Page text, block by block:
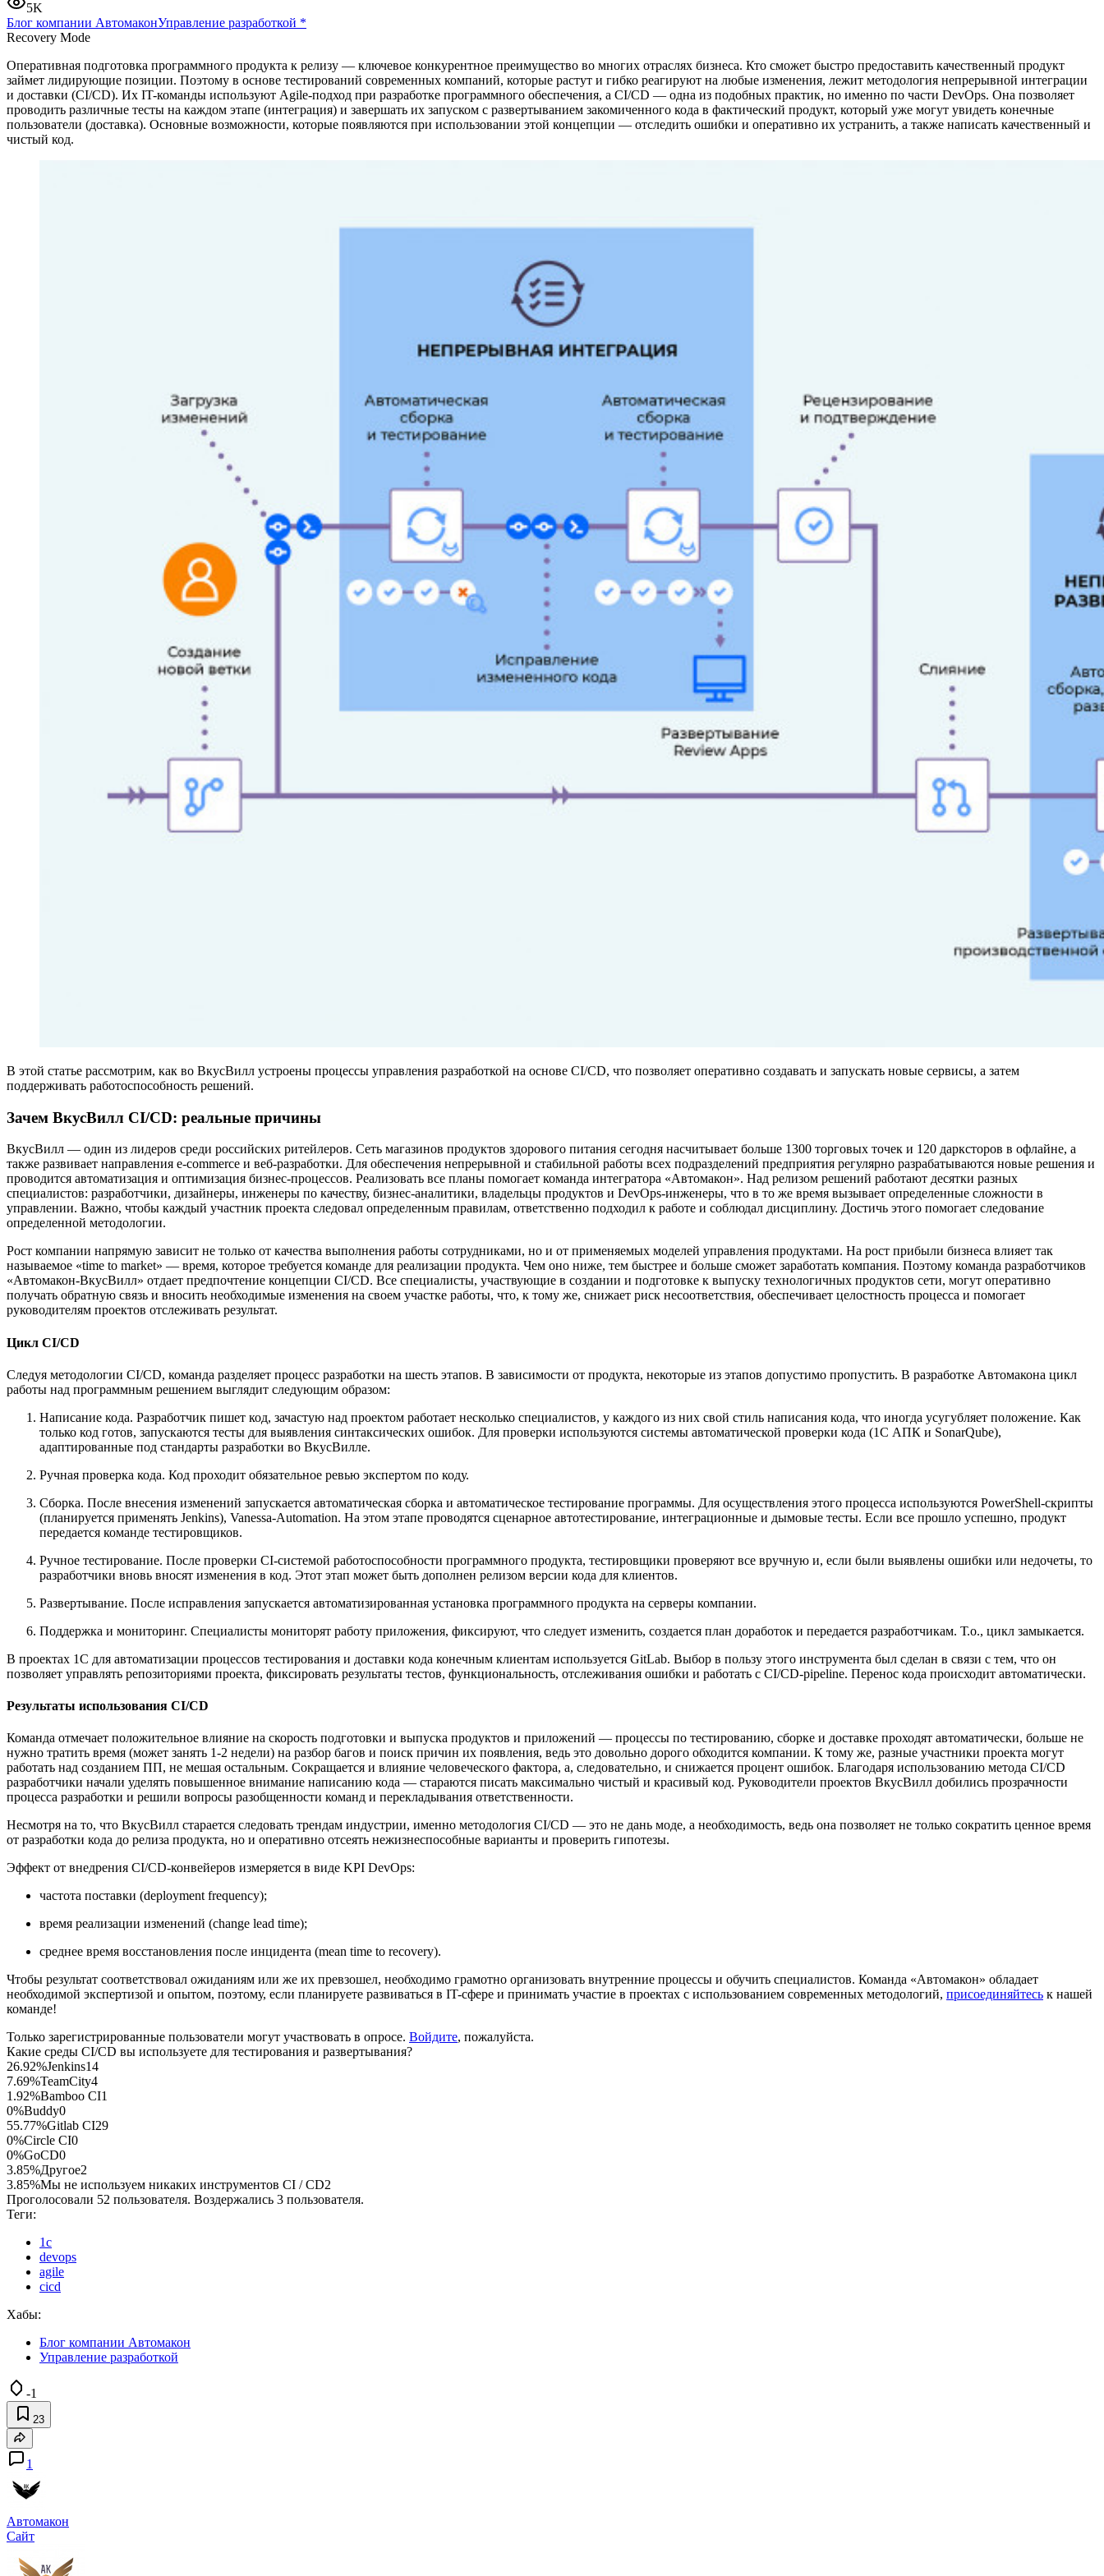
5K
Блог компании АвтомаконУправление разработкой *
Recovery Mode
Оперативная подготовка программного продукта к релизу — ключевое конкурентное преимущество во многих отраслях бизнеса. Кто сможет быстро предоставить качественный продукт
займет лидирующие позиции. Поэтому в основе тестирований современных компаний, которые растут и гибко реагируют на любые изменения, лежит методология непрерывной интеграции
и доставки (CI/CD). Их IT-команды используют Agile-подход при разработке программного обеспечения, а CI/CD — одна из подобных практик, но именно по части DevOps. Она позволяет
проводить различные тесты на каждом этапе (интеграция) и завершать их запуском с развертыванием закомиченного кода в фактический продукт, который уже могут увидеть конечные
пользователи (доставка). Основные возможности, которые появляются при использовании этой концепции — отследить ошибки и оперативно их устранить, а также написать качественный и
чистый код.
В этой статье рассмотрим, как во ВкусВилл устроены процессы управления разработкой на основе CI/CD, что позволяет оперативно создавать и запускать новые сервисы, а затем
поддерживать работоспособность решений.
Зачем ВкусВилл CI/CD: реальные причины
ВкусВилл — один из лидеров среди российских ритейлеров. Сеть магазинов продуктов здорового питания сегодня насчитывает больше 1300 торговых точек и 120 дарксторов в офлайне, а
также развивает направления e-commerce и веб-разработки. Для обеспечения непрерывной и стабильной работы всех подразделений предприятия регулярно разрабатываются новые решения и
проводится автоматизация и оптимизация бизнес-процессов. Реализовать все планы помогает команда интегратора «Автомакон». Над релизом решений работают десятки разных
специалистов: разработчики, дизайнеры, инженеры по качеству, бизнес-аналитики, владельцы продуктов и DevOps-инженеры, что в то же время вызывает определенные сложности в
управлении. Важно, чтобы каждый участник проекта следовал определенным правилам, ответственно подходил к работе и соблюдал дисциплину. Достичь этого помогает следование
определенной методологии.
Рост компании напрямую зависит не только от качества выполнения работы сотрудниками, но и от применяемых моделей управления продуктами. На рост прибыли бизнеса влияет так
называемое «time to market» — время, которое требуется команде для реализации продукта. Чем оно ниже, тем быстрее и больше сможет заработать компания. Поэтому команда разработчиков
«Автомакон-ВкусВилл» отдает предпочтение концепции CI/CD. Все специалисты, участвующие в создании и подготовке к выпуску технологичных продуктов сети, могут оперативно
получать обратную связь и вносить необходимые изменения на своем участке работы, что, к тому же, снижает риск несоответствия, обеспечивает целостность процесса и помогает
руководителям проектов отслеживать результат.
Цикл CI/CD
Следуя методологии CI/CD, команда разделяет процесс разработки на шесть этапов. В зависимости от продукта, некоторые из этапов допустимо пропустить. В разработке Автомакона цикл
работы над программным решением выглядит следующим образом:
Написание кода. Разработчик пишет код, зачастую над проектом работает несколько специалистов, у каждого из них свой стиль написания кода, что иногда усугубляет положение. Как
только код готов, запускаются тесты для выявления синтаксических ошибок. Для проверки используются системы автоматической проверки кода (1С АПК и SonarQube),
адаптированные под стандарты разработки во ВкусВилле.
Ручная проверка кода. Код проходит обязательное ревью экспертом по коду.
Сборка. После внесения изменений запускается автоматическая сборка и автоматическое тестирование программы. Для осуществления этого процесса используются PowerShell-скрипты
(планируется применять Jenkins), Vanessa-Automation. На этом этапе проводятся сценарное автотестирование, интеграционные и дымовые тесты. Если все прошло успешно, продукт
передается команде тестировщиков.
Ручное тестирование. После проверки CI-системой работоспособности программного продукта, тестировщики проверяют все вручную и, если были выявлены ошибки или недочеты, то
разработчики вновь вносят изменения в код. Этот этап может быть дополнен релизом версии кода для клиентов.
Развертывание. После исправления запускается автоматизированная установка программного продукта на серверы компании.
Поддержка и мониторинг. Специалисты мониторят работу приложения, фиксируют, что следует изменить, создается план доработок и передается разработчикам. Т.о., цикл замыкается.
В проектах 1С для автоматизации процессов тестирования и доставки кода конечным клиентам используется GitLab. Выбор в пользу этого инструмента был сделан в связи с тем, что он
позволяет управлять репозиториями проекта, фиксировать результаты тестов, функциональность, отслеживания ошибки и работать с CI/CD-pipeline. Перенос кода происходит автоматически.
Результаты использования CI/CD
Команда отмечает положительное влияние на скорость подготовки и выпуска продуктов и приложений — процессы по тестированию, сборке и доставке проходят автоматически, больше не
нужно тратить время (может занять 1-2 недели) на разбор багов и поиск причин их появления, ведь это довольно дорого обходится компании. К тому же, разные участники проекта могут
работать над созданием ПП, не мешая остальным. Сокращается и влияние человеческого фактора, а, следовательно, и снижается процент ошибок. Благодаря использованию метода CI/CD
разработчики начали уделять повышенное внимание написанию кода — стараются писать максимально чистый и красивый код. Руководители проектов ВкусВилл добились прозрачности
процесса разработки и решили вопросы разобщенности команд и перекладывания ответственности.
Несмотря на то, что ВкусВилл старается следовать трендам индустрии, именно методология CI/CD — это не дань моде, а необходимость, ведь она позволяет не только сократить ценное время
от разработки кода до релиза продукта, но и оперативно отсеять нежизнеспособные варианты и проверить гипотезы.
Эффект от внедрения CI/CD-конвейеров измеряется в виде KPI DevOps:
частота поставки (deployment frequency);
время реализации изменений (change lead time);
среднее время восстановления после инцидента (mean time to recovery).
Чтобы результат соответствовал ожиданиям или же их превзошел, необходимо грамотно организовать внутренние процессы и обучить специалистов. Команда «Автомакон» обладает
необходимой экспертизой и опытом, поэтому, если планируете развиваться в IT-сфере и принимать участие в проектах с использованием современных методологий, присоединяйтесь к нашей
команде!
Только зарегистрированные пользователи могут участвовать в опросе. Войдите, пожалуйста.
Какие среды CI/CD вы используете для тестирования и развертывания?
26.92%Jenkins14
7.69%TeamCity4
1.92%Bamboo CI1
0%Buddy0
55.77%Gitlab CI29
0%Circle CI0
0%GoCD0
3.85%Другое2
3.85%Мы не используем никаких инструментов CI / CD2
Проголосовали 52 пользователя. Воздержались 3 пользователя.
Теги:
1с
devops
agile
cicd
Хабы:
Блог компании Автомакон
Управление разработкой
-1
23
1
Автомакон
Сайт